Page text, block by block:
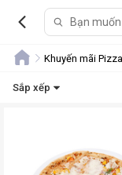
Khuyến mãi Pizza
Sắp xếp